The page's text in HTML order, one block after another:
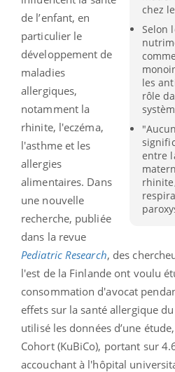
chez
Selon
les
rôle
entre
de l’enfant, en
particulier le
développement de
maladies
allergiques,
notamment la
rhinite, l'eczéma,
l'asthme et les
allergies
alimentaires. Dans
une nouvelle
recherche, publiée
dans la revue
Pediatric Research, des
l'est de la Finlande ont voulu
consommation d'avocat
effets sur la santé allergique
utilisé les données d’une
Cohort (KuBiCo), portant sur
accouchant à l'hôpital